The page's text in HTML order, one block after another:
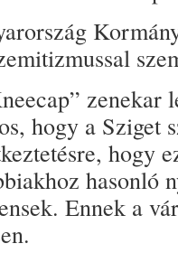
zenekar
hogy a Sziget
hogy
hasonló
Ennek a